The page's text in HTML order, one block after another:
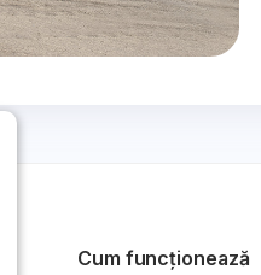
Cum funcționează